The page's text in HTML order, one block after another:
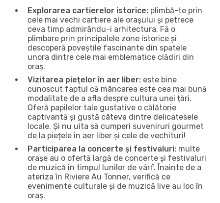
Explorarea cartierelor istorice: plimbă-te prin
cele mai vechi cartiere ale orașului și petrece
ceva timp admirându-i arhitectura. Fă o
plimbare prin principalele zone istorice și
descoperă poveștile fascinante din spatele
unora dintre cele mai emblematice clădiri din
oraș.
Vizitarea piețelor în aer liber: este bine
cunoscut faptul că mâncarea este cea mai bună
modalitate de a afla despre cultura unei țări.
Oferă papilelor tale gustative o călătorie
captivantă și gustă câteva dintre delicatesele
locale. Și nu uita să cumperi suveniruri gourmet
de la piețele în aer liber și cele de vechituri!
Participarea la concerte și festivaluri: multe
orașe au o ofertă largă de concerte și festivaluri
de muzică în timpul lunilor de vârf. Înainte de a
ateriza în Riviere Au Tonner, verifică ce
evenimente culturale și de muzică live au loc în
oraș.